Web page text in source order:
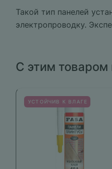
Такой тип панелей
электропроводку.
С этим товаром
УСТОЙЧИВ К ВЛАГЕ